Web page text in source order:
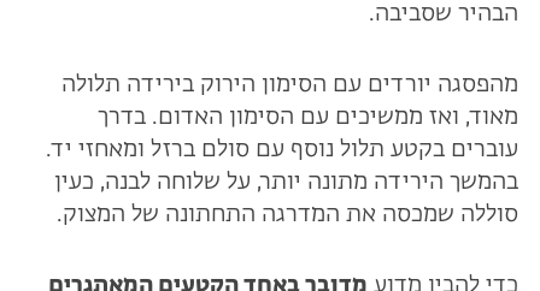
הבהיר שסביבה.
מהפסגה יורדים עם הסימון הירוק בירידה תלולה
מאוד, ואז ממשיכים עם הסימון האדום. בדרך
עוברים בקטע תלול נוסף עם סולם ברזל ומאחזי יד.
בהמשך הירידה מתונה יותר, על שלוחה לבנה, כעין
סוללה שמכסה את המדרגה התחתונה של המצוק.
כדי להבין מדוע מדובר באחדהקטעים המאתגרים